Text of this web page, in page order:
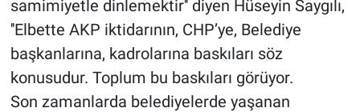
samimiyetle dinlemektir'' diyen Hüseyin Saygılı,
''Elbette AKP iktidarının, CHP’ye, Belediye
başkanlarına, kadrolarına baskıları söz
konusudur. Toplum bu baskıları görüyor.
Son zamanlarda belediyelerde yaşanan